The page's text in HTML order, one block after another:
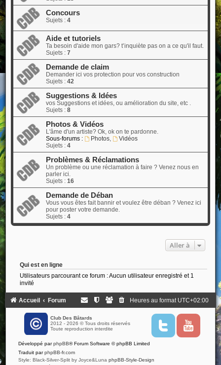
Concours
Sujets : 4
Aide et tutoriels
Ta besoin d'aide mon gars? t’inquiète pas on a ce qu'il faut.
Sujets : 7
Demande de claim
Demander ici vos protection pour vos construction
Sujets : 42
Suggestions & Idées
vos Suggestions et idées, ou amélioration du site, etc .
Sujets : 8
Photos & Vidéos
L'âme d'un artiste? Ok, ok on te pardonne.
Sous-forums :
Photos,
Vidéos
Sujets : 4
Problèmes & Réclamations
Un problème ou une réclamation à faire ? Venez nous en
parler ici.
Sujets : 16
Demande de Déban
Vous vous êtes fait bannir et voulez être déban ? Venez ici
pour poster votre demande.
Sujets : 4
Aller à
Qui est en ligne
Utilisateurs parcourant ce forum : Aucun utilisateur enregistré et 1
invité
Accueil Forum Heures au format UTC+02:00
Club Des Bâtards
2012 - 2026 © Tous droits réservés
Toute reproduction interdite
T
i
Y
u
Développé parphpBB® Forum Software © phpBB Limited
Traduit parphpBB-fr.com
Style: Black-Silver-Split by Joyce&Luna phpBB-Style-Design